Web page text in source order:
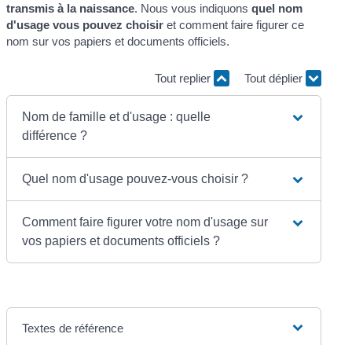
transmis à la naissance. Nous vous indiquonsquel nom
d'usage vous pouvez choisir et comment faire figurer ce
nom sur vos papiers et documents officiels.
Tout replier Tout déplier
Nom de famille et d'usage : quelle
différence ?
Quel nom d'usage pouvez-vous choisir ?
Comment faire figurer votre nom d'usage sur
vos papiers et documents officiels ?
Textes de référence